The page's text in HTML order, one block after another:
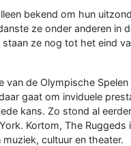
bekend om hun
ze onder anderen in
staan ze nog tot het eind
van de Olympische
gaat om inviduele
kans. Zo stond al
Kortom, The
cultuur en theater.